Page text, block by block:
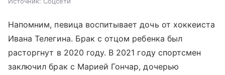
Напомним, певица воспитывает дочь от хоккеиста
Ивана Телегина. Брак с отцом ребенка был
расторгнут в 2020 году. В 2021 году спортсмен
заключил брак с Марией Гончар, дочерью